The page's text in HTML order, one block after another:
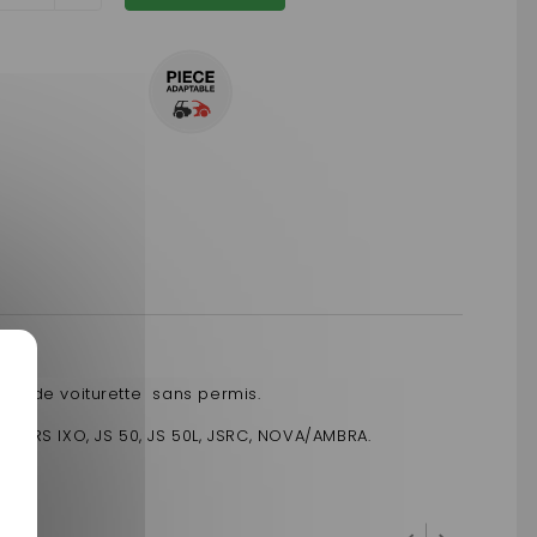
de voiturette sans permis.
RS IXO, JS 50, JS 50L, JSRC, NOVA/AMBRA.